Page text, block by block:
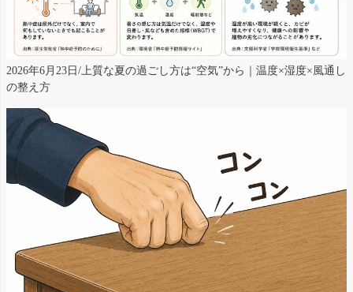
2026年6月23日/上質な夏の過ごし方は“空気”から｜温度×湿度×風通し
の整え方